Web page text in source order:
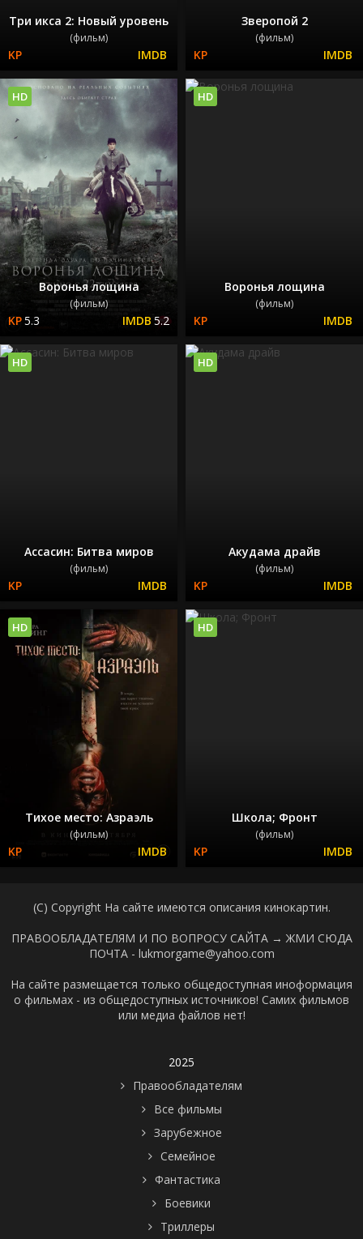
Три икса 2: Новый уровень
(фильм)
Зверопой 2
(фильм)
Воронья лощина
(фильм)
5.3 5.2
HD
Воронья лощина
(фильм)
HD
Ассасин: Битва миров
(фильм)
HD
Акудама драйв
(фильм)
HD
Тихое место: Азраэль
(фильм)
HD
Школа; Фронт
(фильм)
HD
(C) Copyright На сайте имеются описания кинокартин.
ПРАВООБЛАДАТЕЛЯМ И ПО ВОПРОСУ САЙТА → ЖМИ СЮДА
ПОЧТА - lukmorgame@yahoo.com
На сайте размещается только общедоступная иноформация
о фильмах - из общедоступных источников! Самих фильмов
или медиа файлов нет!
2025
Правообладателям
Все фильмы
Зарубежное
Семейное
Фантастика
Боевики
Триллеры